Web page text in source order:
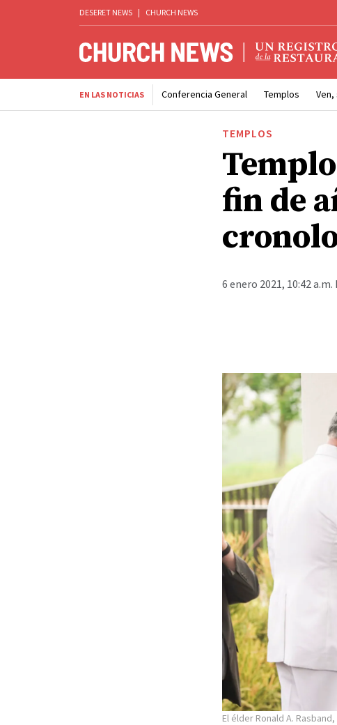
DESERET NEWS | CHURCH NEWS
EN LAS NOTICIAS Conferencia General Templos
TEMPLOS
fin de
6 enero 2021, 10:42 a.m.
El élder Ronald A.